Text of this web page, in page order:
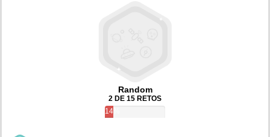
Random
2 DE 15 RETOS
14%